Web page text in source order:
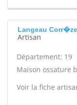
Langeau
Artisan
Département: 19
Maison ossature
Voir la fiche